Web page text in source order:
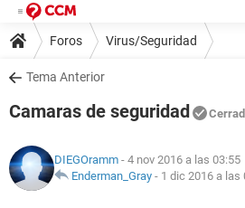
Foros Virus/Seguridad
Tema Anterior
Camaras de seguridad
DIEGOramm - 4 nov 2016 a las 03:55
Enderman_Gray - 1 dic 2016 a las